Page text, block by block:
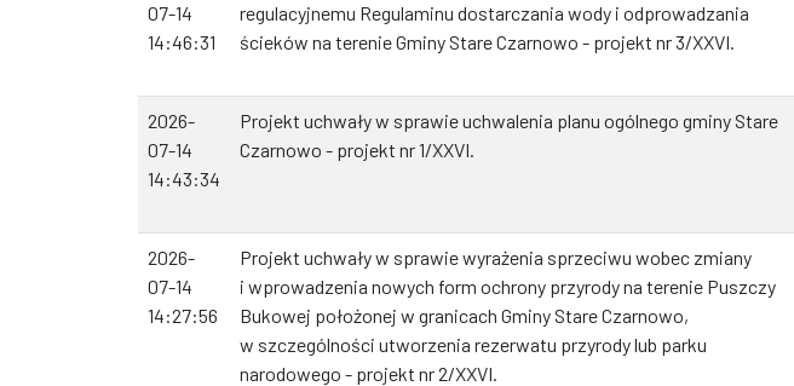
07-14
14:46:31
regulacyjnemu Regulaminu dostarczania wody i odprowadzania
ścieków na terenie Gminy Stare Czarnowo - projekt nr 3/XXVI.
2026-
07-14
14:43:34
Projekt uchwały w sprawie uchwalenia planu ogólnego gminy Stare
Czarnowo - projekt nr 1/XXVI.
2026-
07-14
14:27:56
Projekt uchwały w sprawie wyrażenia sprzeciwu wobec zmiany
i wprowadzenia nowych form ochrony przyrody na terenie Puszczy
Bukowej położonej w granicach Gminy Stare Czarnowo,
w szczególności utworzenia rezerwatu przyrody lub parku
narodowego - projekt nr 2/XXVI.